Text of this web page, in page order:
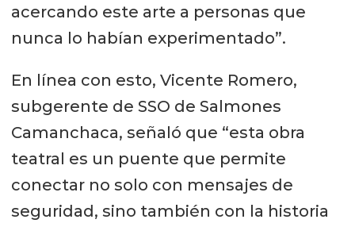
acercando este arte a personas que
nunca lo habían experimentado”.
En línea con esto, Vicente Romero,
subgerente de SSO de Salmones
Camanchaca, señaló que “esta obra
teatral es un puente que permite
conectar no solo con mensajes de
seguridad, sino también con la historia